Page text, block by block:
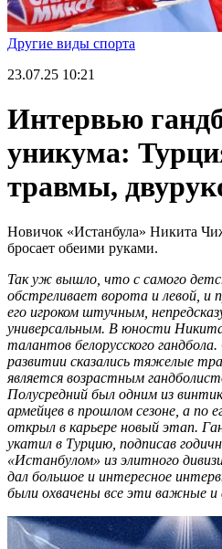
Другие виды спорта
23.07.25 10:21
Интервью
уникума:
травмы,
Новичок «Истанбула» Никита
бросает обеими руками.
Так уж вышло, что с самого
обстреливает ворота и левой, и
его игроком штучным,
универсальным. В юности
талантов белорусского
развитии сказались тяжелые
является возрастным
Полусредний был одним из
армейцев в прошлом сезоне, а по
открыл в карьере новый этап.
укатил в Турцию, подписав
«Истанбулом» из элитного
дал большое и интересное
были охвачены все эти важные